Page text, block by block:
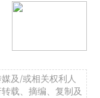
及/或相关权利人
载、摘编、复制及